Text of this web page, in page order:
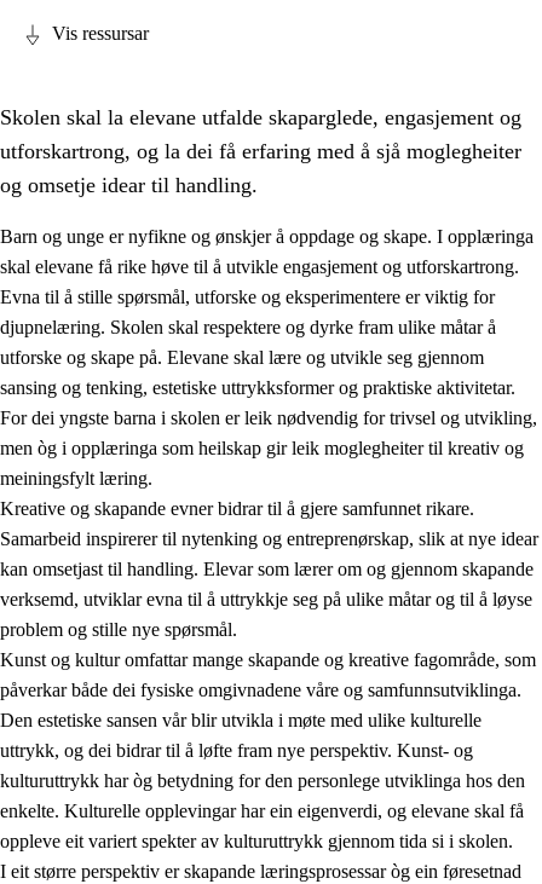
1. Verdigrunnlaget i opplæringa
1.1 Menneskeverdet
Identitet og kulturelt mangfald
1.3 Kritisk tenking og etisk bevisstheit
1.4 Skaparglede, engasjement og utforskartrong
1.5 Respekt for naturen og miljøbevisstheit
1.6 Demokrati og medverknad
Vis ressursar
Skolen skal la elevane utfalde skaparglede, engasjement og
utforskartrong, og la dei få erfaring med å sjå moglegheiter
og omsetje idear til handling.
Barn og unge er nyfikne og ønskjer å oppdage og skape. I opplæringa
skal elevane få rike høve til å utvikle engasjement og utforskartrong.
Evna til å stille spørsmål, utforske og eksperimentere er viktig for
djupnelæring. Skolen skal respektere og dyrke fram ulike måtar å
utforske og skape på. Elevane skal lære og utvikle seg gjennom
sansing og tenking, estetiske uttrykksformer og praktiske aktivitetar.
For dei yngste barna i skolen er leik nødvendig for trivsel og utvikling,
men òg i opplæringa som heilskap gir leik moglegheiter til kreativ og
meiningsfylt læring.
Kreative og skapande evner bidrar til å gjere samfunnet rikare.
Samarbeid inspirerer til nytenking og entreprenørskap, slik at nye idear
kan omsetjast til handling. Elevar som lærer om og gjennom skapande
verksemd, utviklar evna til å uttrykkje seg på ulike måtar og til å løyse
problem og stille nye spørsmål.
Kunst og kultur omfattar mange skapande og kreative fagområde, som
påverkar både dei fysiske omgivnadene våre og samfunnsutviklinga.
Den estetiske sansen vår blir utvikla i møte med ulike kulturelle
uttrykk, og dei bidrar til å løfte fram nye perspektiv. Kunst- og
kulturuttrykk har òg betydning for den personlege utviklinga hos den
enkelte. Kulturelle opplevingar har ein eigenverdi, og elevane skal få
oppleve eit variert spekter av kulturuttrykk gjennom tida si i skolen.
I eit større perspektiv er skapande læringsprosessar òg ein føresetnad